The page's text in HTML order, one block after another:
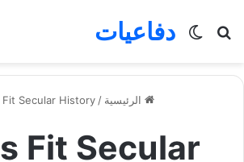
دفاعيات
بحث
الوضع
الرئيسية /
Fit Secular History
Fit Secular